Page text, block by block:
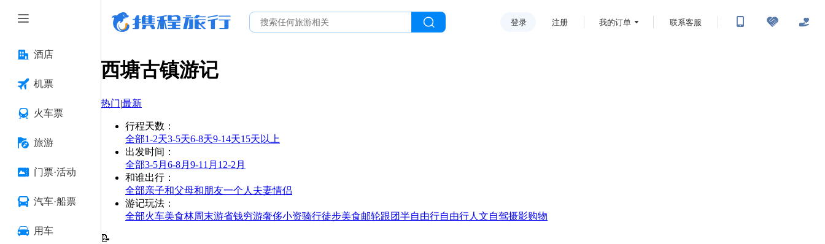
酒店
机票
火车票
旅游
门票·活动
汽车·船票
用车
登录 注册 我的订单 联系客服
西塘古镇游记
热门|最新
行程天数 ：
全部1-2天3-5天6-8天9-14天15天以上
出发时间 ：
全部3-5月 6-8月 9-11月 12-2月
和谁出行 ：
全部亲子和父母和朋友一个人 夫妻情侣
游记玩法 ：
全部火车美食林周末游省钱穷游奢侈小资骑行徒步美食邮轮跟团半自由行自由行人文自驾摄影购物
📝